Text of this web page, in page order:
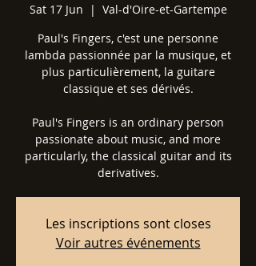
Sat 17 Jun
  |
Val-d'Oire-et-Gartempe
Paul's Fingers, c'est une personne
lambda passionnée par la musique, et
plus particulièrement, la guitare
classique et ses dérivés.
Paul's Fingers is an ordinary person
passionate about music, and more
particularly, the classical guitar and its
derivatives.
Les inscriptions sont closes
Voir autres événements